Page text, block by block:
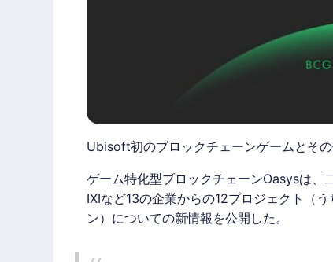
Ubisoft初のブロックチェーンゲームとそ
ゲーム特化型ブロックチェーンOasysは、
IXIなど13の企業からの12プロジェクト（
ン）についての新情報を公開した。